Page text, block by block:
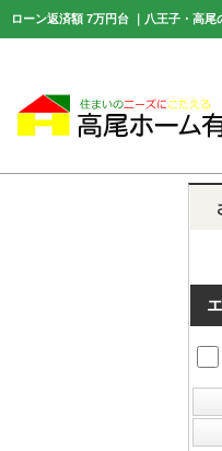
ローン返済額 7万円台 ｜八王子・高